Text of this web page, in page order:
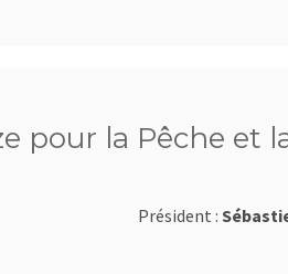
pour la Pêche et
Président :